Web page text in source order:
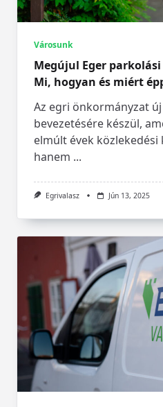
Városunk
Megújul Eger parkolási
Mi, hogyan és miért
Az egri önkormányzat
bevezetésére készül,
elmúlt évek közlekedési
hanem ...
Egrivalasz Jún 13, 2025